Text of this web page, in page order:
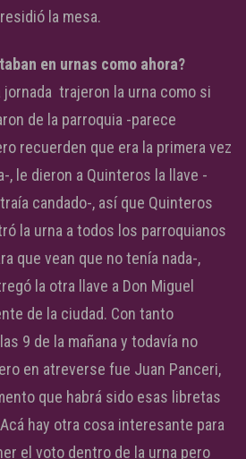
la mesa.
en urnas como ahora?
jornada trajeron la urna como si
de la parroquia -parece
recuerden que era la primera vez
, le dieron a Quinteros la llave -
candado-, así que Quinteros
la urna a todos los parroquianos
que vean que no tenía nada-,
la otra llave a Don Miguel
de la ciudad. Con tanto
9 de la mañana y todavía no
en atreverse fue Juan Panceri,
que habrá sido esas libretas
hay otra cosa interesante para
el voto dentro de la urna pero